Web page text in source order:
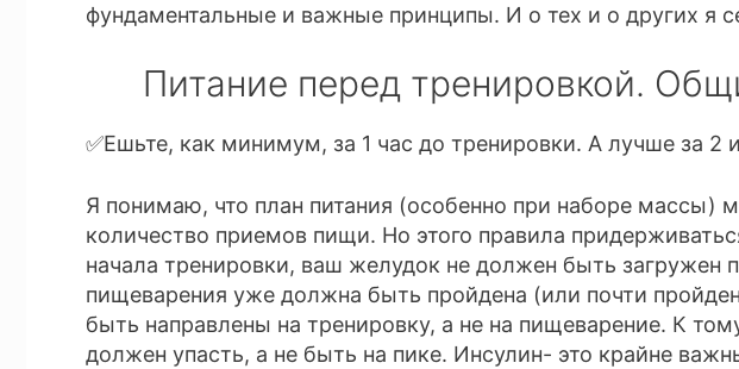
фундаментальные и важные принципы. И о тех и о других я
Питание перед тренировкой.
✅Ешьте, как минимум, за 1 час до тренировки. А лучше за 2
Я понимаю, что план питания (особенно при наборе массы)
количество приемов пищи. Но этого правила
начала тренировки, ваш желудок не должен быть загружен
пищеварения уже должна быть пройдена (или почти
быть направлены на тренировку, а не на пищеварение. К
должен упасть, а не быть на пике. Инсулин- это крайне